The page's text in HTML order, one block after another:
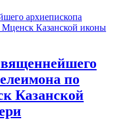
по
Казанской